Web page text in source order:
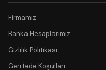
Firmamız
Banka Hesaplarımız
Gizlilik Politikası
Geri İade Koşulları